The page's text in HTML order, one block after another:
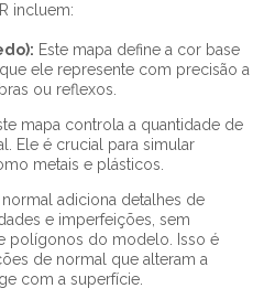
incluem:
Este mapa define a cor base
ele represente com precisão a
ou reflexos.
mapa controla a quantidade de
Ele é crucial para simular
metais e plásticos.
normal adiciona detalhes de
e imperfeições, sem
polígonos do modelo. Isso é
de normal que alteram a
com a superfície.